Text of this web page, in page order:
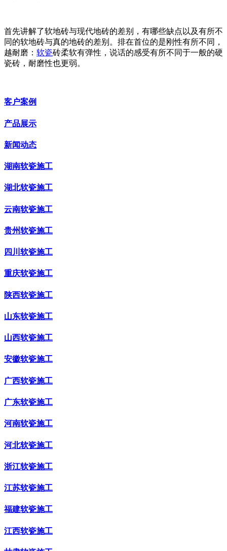
首先讲解了软地砖与现代地砖的差别，有哪些缺点以及有所不
同的软地砖与真的地砖的差别。排在首位的是刚性有所不同，
越耐磨： 软瓷砖柔软有弹性，说话的感受有所不同于一般的硬
瓷砖，耐磨性也更弱。
客户案例
产品展示
新闻动态
湖南软瓷施工
湖北软瓷施工
云南软瓷施工
贵州软瓷施工
四川软瓷施工
重庆软瓷施工
陕西软瓷施工
山东软瓷施工
山西软瓷施工
安徽软瓷施工
广西软瓷施工
广东软瓷施工
河南软瓷施工
河北软瓷施工
浙江软瓷施工
江苏软瓷施工
福建软瓷施工
江西软瓷施工